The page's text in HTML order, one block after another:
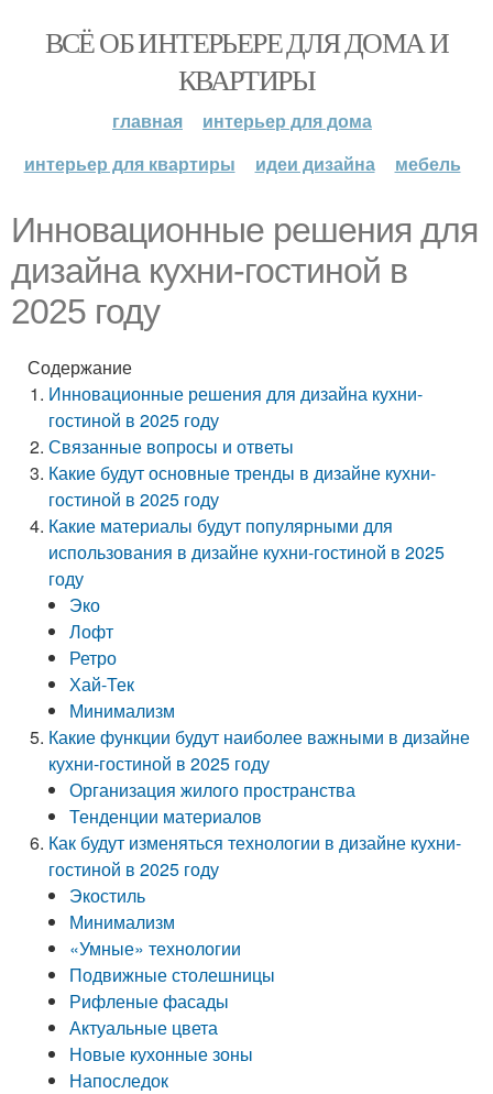
ВСЁ ОБ ИНТЕРЬЕРЕ ДЛЯ ДОМА И
КВАРТИРЫ
главная
интерьер для дома
интерьер для квартиры
идеи дизайна мебель
Инновационные решения для
дизайна кухни-гостиной в
2025 году
Содержание
Инновационные решения для дизайна кухни-
гостиной в 2025 году
Связанные вопросы и ответы
Какие будут основные тренды в дизайне кухни-
гостиной в 2025 году
Какие материалы будут популярными для
использования в дизайне кухни-гостиной в 2025
году
Эко
Лофт
Ретро
Хай-Тек
Минимализм
Какие функции будут наиболее важными в дизайне
кухни-гостиной в 2025 году
Организация жилого пространства
Тенденции материалов
Как будут изменяться технологии в дизайне кухни-
гостиной в 2025 году
Экостиль
Минимализм
«Умные» технологии
Подвижные столешницы
Рифленые фасады
Актуальные цвета
Новые кухонные зоны
Напоследок